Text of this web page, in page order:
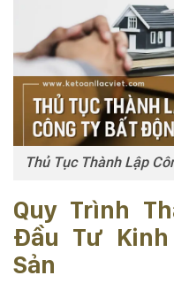
Thủ Tục Thành Lập
Quy Trình
Đầu Tư
Sản